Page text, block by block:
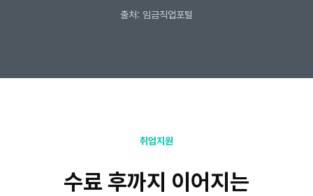
출처: 임금직업포털
취업지원
수료 후까지 이어지는